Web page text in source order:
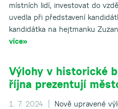
místních lidí, investovat do
uvedla při představení
kandidátka na hejtmanku
více»
Výlohy v historické
října prezentují
1. 7. 2024 |
Nově upravené